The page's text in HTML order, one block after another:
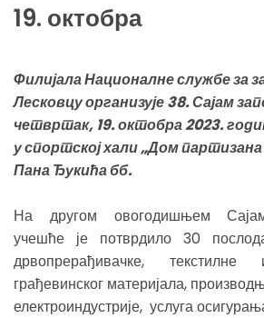
19. октобра
Филијала Националне службе за
Лесковцу организује 38. Сајам
четвртак, 19. октобра 2023.
у спортској хали „Дом
Пана Ђукића бб.
На другом овогодишњем
учешће је потврдило 30
дрвопрерађивачке,
грађевинског материјала,
електроиндустрије, услуга